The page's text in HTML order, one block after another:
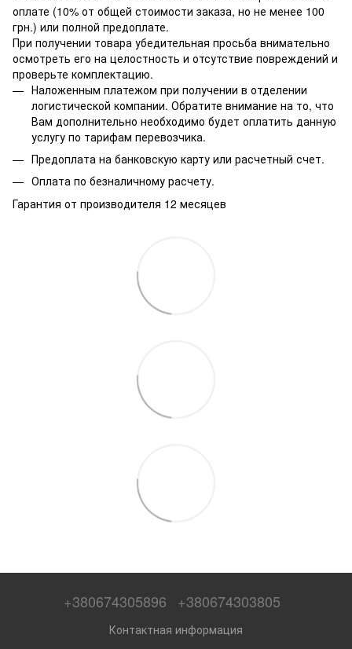
оплате (10% от общей стоимости заказа, но не менее 100
грн.) или полной предоплате.
При получении товара убедительная просьба внимательно
осмотреть его на целостность и отсутствие повреждений и
проверьте комплектацию.
Наложенным платежом при получении в отделении
логистической компании. Обратите внимание на то, что
Вам дополнительно необходимо будет оплатить данную
услугу по тарифам перевозчика.
Предоплата на банковскую карту или расчетный счет.
Оплата по безналичному расчету.
Гарантия от производителя 12 месяцев
+380674305896 +380674303805
Контактная информация